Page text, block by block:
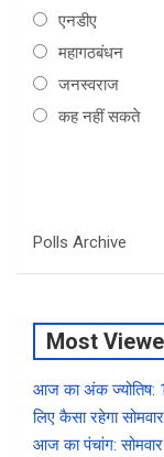
k
एनडीए
महागठबंधन
जनस्वराज
कह नहीं सकते
Polls Archive
Most
आज का अंक ज्योतिष:
लिए कैसा रहेगा सोमवार
आज का पंचांग: